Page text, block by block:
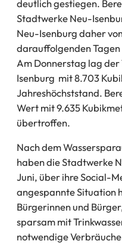
deutlich gestiegen.
Stadtwerke Neu-
Neu-Isenburg daher
darauffolgenden
Am Donnerstag lag
Isenburg mit 8.703
Jahreshöchststand.
Wert mit 9.635
übertroffen.
Nach dem
haben die Stadtwerke
Juni, über ihre Social-
angespannte Situation
Bürgerinnen und
sparsam mit
notwendige